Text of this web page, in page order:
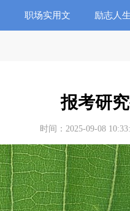
职场实用文 励志人生
报考研
时间：2025-09-08